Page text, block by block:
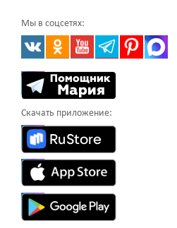
Мы в соцсетях:
Скачать приложение: